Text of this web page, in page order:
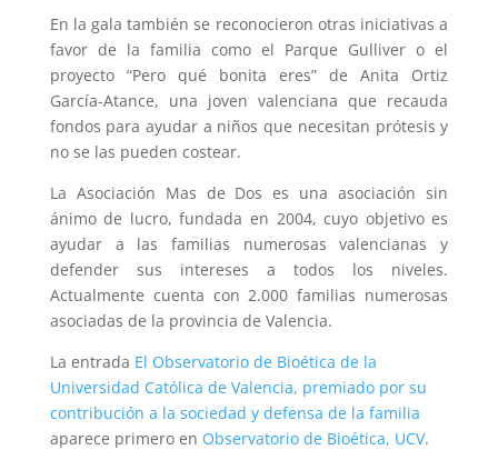
En la gala también se reconocieron otras iniciativas a
favor de la familia como el Parque Gulliver o el
proyecto “Pero qué bonita eres” de Anita Ortiz
García-Atance, una joven valenciana que recauda
fondos para ayudar a niños que necesitan prótesis y
no se las pueden costear.
La Asociación Mas de Dos es una asociación sin
ánimo de lucro, fundada en 2004, cuyo objetivo es
ayudar a las familias numerosas valencianas y
defender sus intereses a todos los niveles.
Actualmente cuenta con 2.000 familias numerosas
asociadas de la provincia de Valencia.
La entrada El Observatorio de Bioética de la
Universidad Católica de Valencia, premiado por su
contribución a la sociedad y defensa de la familia
aparece primero en Observatorio de Bioética, UCV.